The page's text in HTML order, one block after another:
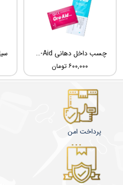
چسب داخل دهانی TBM Ora-Aid
۶۰۰,۰۰۰ تومان
پرداخت امن